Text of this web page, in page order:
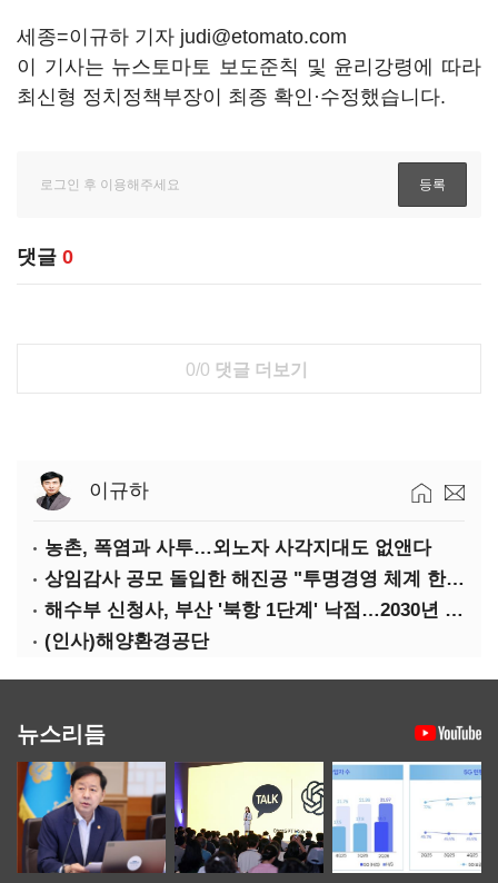
세종=이규하 기자 judi@etomato.com
이 기사는 뉴스토마토 보도준칙 및 윤리강령에 따라
최신형 정치정책부장이 최종 확인·수정했습니다.
댓글 0
0/0 댓글 더보기
이규하
농촌, 폭염과 사투…외노자 사각지대도 없앤다
상임감사 공모 돌입한 해진공 "투명경영 체계 한층 강화"
해수부 신청사, 부산 '북항 1단계' 낙점…2030년 완공 목표
(인사)해양환경공단
뉴스리듬